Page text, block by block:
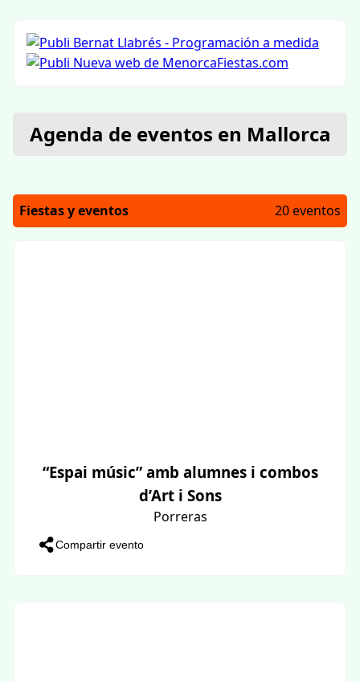
Agenda de eventos en Mallorca
Fiestas y eventos 20 eventos
“Espai músic” amb alumnes i combos
d’Art i Sons
Porreras
Compartir evento